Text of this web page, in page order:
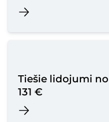
Tiešie lidojumi no
131 €